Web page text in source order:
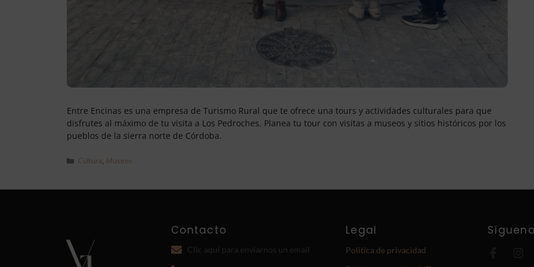
Entre Encinas es una empresa de Turismo Rural que te ofrece una tours y actividades culturales para que
disfrutes al máximo de tu visita a Los Pedroches. Planea tu tour con visitas a museos y sitios históricos por los
pueblos de la sierra norte de Córdoba.
Cultura, Museos
Contacto
Clic aquí para enviarnos un email
Legal
Política de privacidad